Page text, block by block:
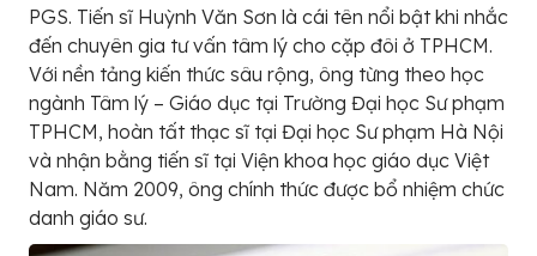
PGS. Tiến sĩ Huỳnh Văn Sơn là cái tên nổi bật khi nhắc
đến chuyên gia tư vấn tâm lý cho cặp đôi ở TPHCM.
Với nền tảng kiến thức sâu rộng, ông từng theo học
ngành Tâm lý – Giáo dục tại Trường Đại học Sư phạm
TPHCM, hoàn tất thạc sĩ tại Đại học Sư phạm Hà Nội
và nhận bằng tiến sĩ tại Viện khoa học giáo dục Việt
Nam. Năm 2009, ông chính thức được bổ nhiệm chức
danh giáo sư.